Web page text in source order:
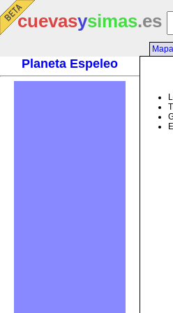
cuevasysimas.es
Planeta Espeleo
Mapa